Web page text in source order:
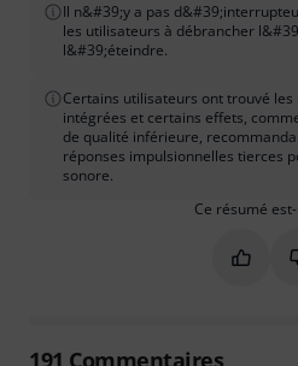
Il n&#39;y a pas
les utilisateurs à débrancher
l&#39;éteindre.
Certains utilisateurs ont trouvé
intégrées et certains effets,
de qualité inférieure,
réponses impulsionnelles tierces
sonore.
Ce résumé
191 Commentaires